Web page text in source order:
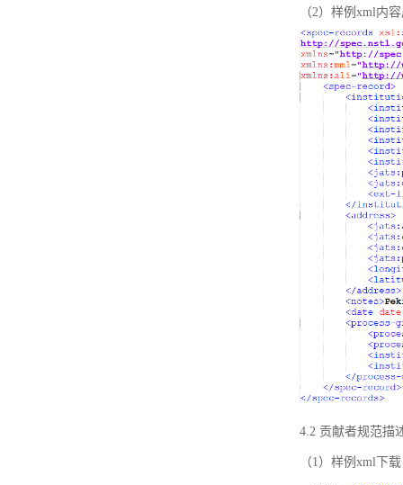
（2）样例xml内
4.2 贡献者规范描
（1）样例xml下载